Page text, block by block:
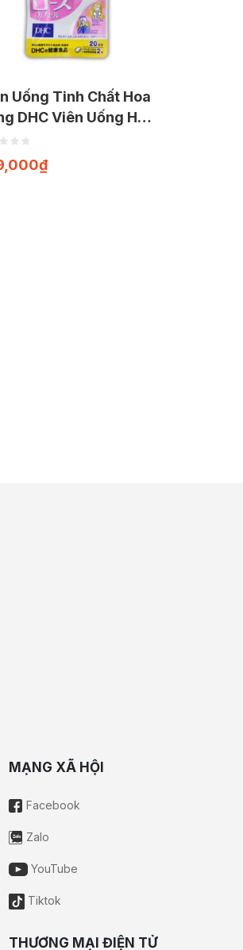
Uống Tinh Chất Hoa
DHC Viên Uống Hỗ
Cải Thiện Mùi Hương
(Gói 40 Viên)
₫
MẠNG XÃ HỘI
Facebook
Zalo
YouTube
Tiktok
THƯƠNG MẠI ĐIỆN TỬ